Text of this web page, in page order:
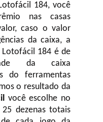
184, você
nas casas
caso o valor
da caixa, a
184 é de
da caixa
do ferramentas
o resultado da
você escolhe no
dezenas totais